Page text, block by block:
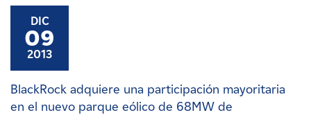
DIC
09
2013
BlackRock adquiere una participación mayoritaria
en el nuevo parque eólico de 68MW de